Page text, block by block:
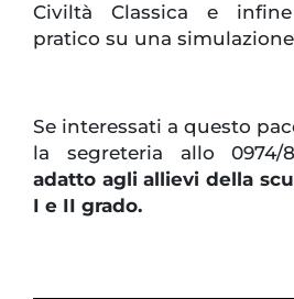
Civiltà Classica e
pratico su una
Se interessati a questo
la segreteria allo 0974/
adatto agli allievi della
I e II grado.